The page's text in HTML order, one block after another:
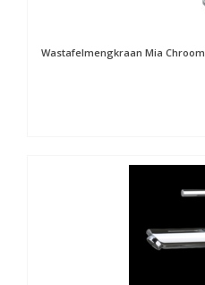
Wastafelmengkraan Mia Chroom